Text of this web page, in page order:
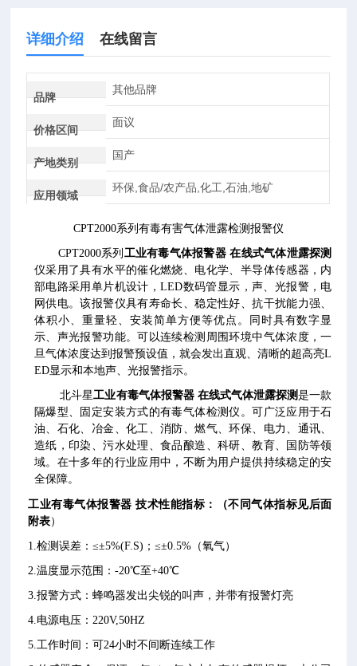
详细介绍 在线留言
品牌
其他品牌
价格区间
面议
产地类别
国产
应用领域
环保,食品/农产品,化工,石油,地矿
CPT2000系列有毒有害气体泄露检测报警仪
CPT2000系列 工业有毒气体报警器 在线式气体泄露探测
仪采用了具有水平的催化燃烧、电化学、半导体传感器，内
部电路采用单片机设计，LED数码管显示，声、光报警，电
网供电。该报警仪具有寿命长、稳定性好、抗干扰能力强、
体积小、重量轻、安装简单方便等优点。同时具有数字显
示、声光报警功能。可以连续检测周围环境中气体浓度，一
旦气体浓度达到报警预设值，就会发出直观、清晰的超高亮L
ED显示和本地声、光报警指示。
北斗星工业有毒气体报警器 在线式气体泄露探测是一款
隔爆型、固定安装方式的有毒气体检测仪。可广泛应用于石
油、石化、冶金、化工、消防、燃气、环保、电力、通讯、
造纸，印染、污水处理、食品酿造、科研、教育、国防等领
域。在十多年的行业应用中，不断为用户提供持续稳定的安
全保障。
工业有毒气体报警器 技术性能指标：（不同气体指标见后面
附表）
1.检测误差：≤±5%(F.S)；≤±0.5%（氧气）
2.温度显示范围：-20℃至+40℃
3.报警方式：蜂鸣器发出尖锐的叫声，并带有报警灯亮
4.电源电压：220V,50HZ
5.工作时间：可24小时不间断连续工作